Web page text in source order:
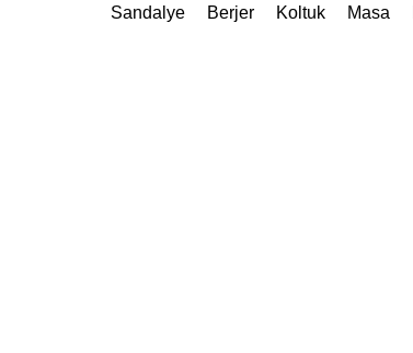
Sandalye Berjer Koltuk Masa